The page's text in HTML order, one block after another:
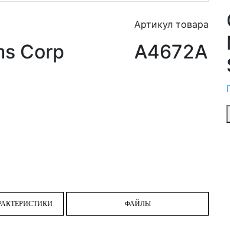
Corp
Артикул товара
A4672A
ФАЙЛЫ